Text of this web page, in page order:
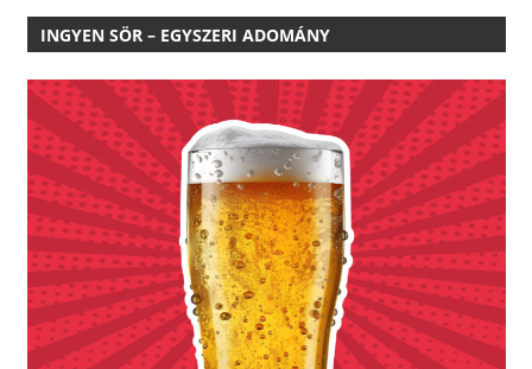
INGYEN SÖR – EGYSZERI ADOMÁNY